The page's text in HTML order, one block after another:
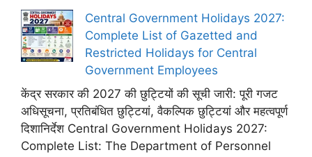
Central Government Holidays 2027:
Complete List of Gazetted and
Restricted Holidays for Central
Government Employees
केंद्र सरकार की 2027 की छुट्टियों की सूची जारी: पूरी गजट
अधिसूचना, प्रतिबंधित छुट्टियां, वैकल्पिक छुट्टियां और महत्वपूर्ण
दिशानिर्देश Central Government Holidays 2027:
Complete List: The Department of Personnel